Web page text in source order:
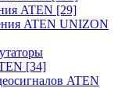
ATEN [29]
ATEN UNIZON
[34]
ATEN